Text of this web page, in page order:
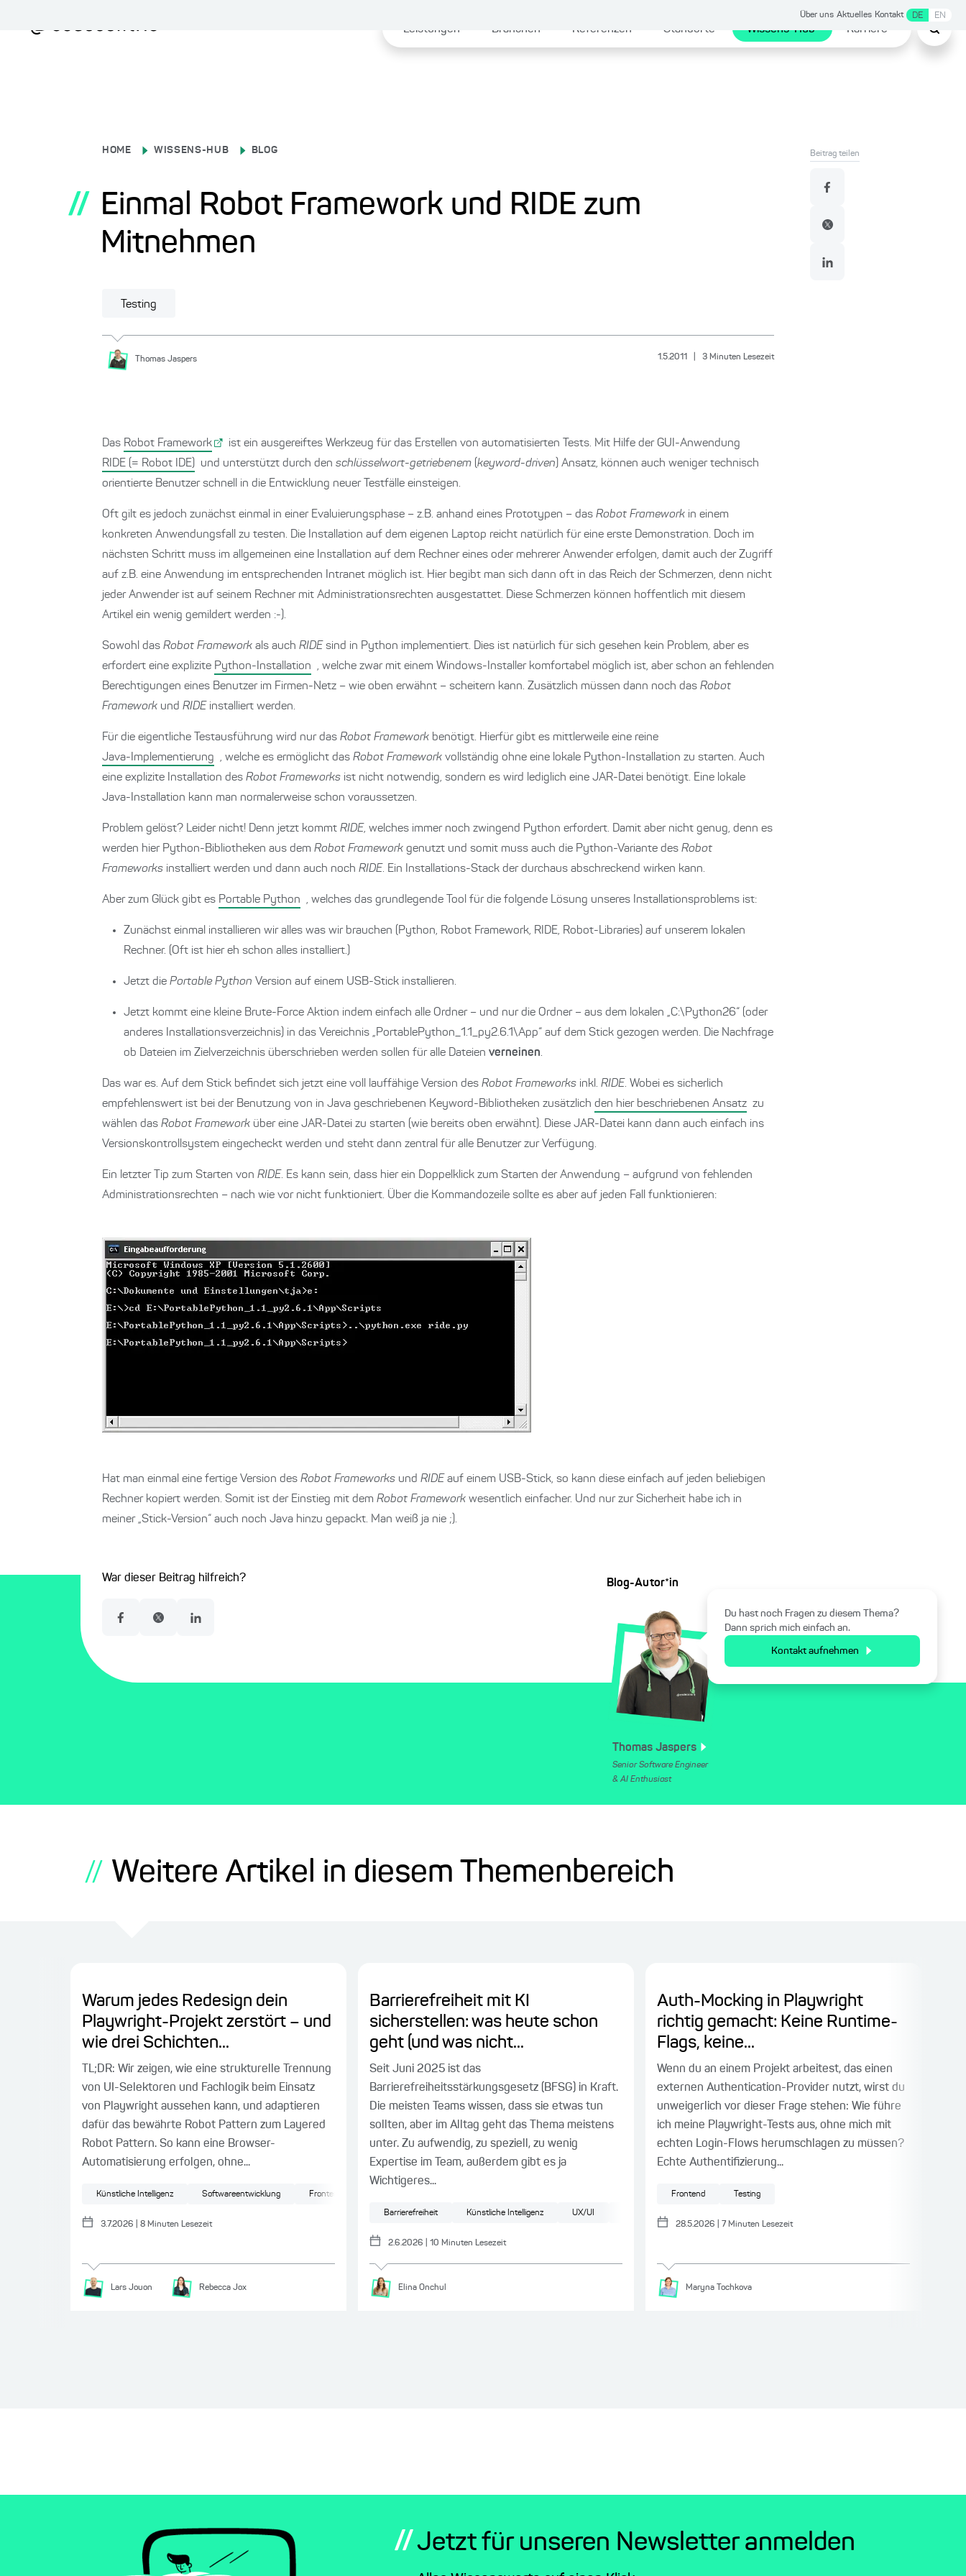
Über uns Aktuelles Kontakt DE EN
Leistungen Branchen Referenzen Standorte Wissens-Hub Karriere
HOME WISSENS-HUB BLOG
// Einmal Robot Framework und RIDE zum
Mitnehmen
Testing
Thomas Jaspers 1.5.2011 3 Minuten Lesezeit
Das Robot Framework
ist ein ausgereiftes Werkzeug für das Erstellen von automatisierten Tests. Mit Hilfe der GUI-Anwendung
RIDE (= Robot IDE)
und unterstützt durch den schlüsselwort-getriebenem (keyword-driven ) Ansatz, können auch weniger technisch
orientierte Benutzer schnell in die Entwicklung neuer Testfälle einsteigen.
Oft gilt es jedoch zunächst einmal in einer Evaluierungsphase – z.B. anhand eines Prototypen – das Robot Framework in einem
konkreten Anwendungsfall zu testen. Die Installation auf dem eigenen Laptop reicht natürlich für eine erste Demonstration. Doch im
nächsten Schritt muss im allgemeinen eine Installation auf dem Rechner eines oder mehrerer Anwender erfolgen, damit auch der Zugriff
auf z.B. eine Anwendung im entsprechenden Intranet möglich ist. Hier begibt man sich dann oft in das Reich der Schmerzen, denn nicht
jeder Anwender ist auf seinem Rechner mit Administrationsrechten ausgestattet. Diese Schmerzen können hoffentlich mit diesem
Artikel ein wenig gemildert werden :-).
Sowohl das Robot Framework als auch RIDE sind in Python implementiert. Dies ist natürlich für sich gesehen kein Problem, aber es
erfordert eine explizite Python-Installation
, welche zwar mit einem Windows-Installer komfortabel möglich ist, aber schon an fehlenden
Berechtigungen eines Benutzer im Firmen-Netz – wie oben erwähnt – scheitern kann. Zusätzlich müssen dann noch das Robot
Framework und RIDE installiert werden.
Für die eigentliche Testausführung wird nur das Robot Framework benötigt. Hierfür gibt es mittlerweile eine reine
Java-Implementierung
, welche es ermöglicht das Robot Framework vollständig ohne eine lokale Python-Installation zu starten. Auch
eine explizite Installation des Robot Frameworks ist nicht notwendig, sondern es wird lediglich eine JAR-Datei benötigt. Eine lokale
Java-Installation kann man normalerweise schon voraussetzen.
Problem gelöst? Leider nicht! Denn jetzt kommt RIDE, welches immer noch zwingend Python erfordert. Damit aber nicht genug, denn es
werden hier Python-Bibliotheken aus dem Robot Framework genutzt und somit muss auch die Python-Variante des Robot
Frameworks installiert werden und dann auch noch RIDE. Ein Installations-Stack der durchaus abschreckend wirken kann.
Aber zum Glück gibt es Portable Python , welches das grundlegende Tool für die folgende Lösung unseres Installationsproblems ist:
Zunächst einmal installieren wir alles was wir brauchen (Python, Robot Framework, RIDE, Robot-Libraries) auf unserem lokalen
Rechner. (Oft ist hier eh schon alles installiert.)
Jetzt die Portable Python Version auf einem USB-Stick installieren.
Jetzt kommt eine kleine Brute-Force Aktion indem einfach alle Ordner – und nur die Ordner – aus dem lokalen „C:\Python26“ (oder
anderes Installationsverzeichnis) in das Vereichnis „PortablePython_1.1_py2.6.1\App“ auf dem Stick gezogen werden. Die Nachfrage
ob Dateien im Zielverzeichnis überschrieben werden sollen für alle Dateien verneinen.
Das war es. Auf dem Stick befindet sich jetzt eine voll lauffähige Version des Robot Frameworks inkl. RIDE. Wobei es sicherlich
empfehlenswert ist bei der Benutzung von in Java geschriebenen Keyword-Bibliotheken zusätzlich den hier beschriebenen Ansatz zu
wählen das Robot Framework über eine JAR-Datei zu starten (wie bereits oben erwähnt). Diese JAR-Datei kann dann auch einfach ins
Versionskontrollsystem eingecheckt werden und steht dann zentral für alle Benutzer zur Verfügung.
Ein letzter Tip zum Starten von RIDE. Es kann sein, dass hier ein Doppelklick zum Starten der Anwendung – aufgrund von fehlenden
Administrationsrechten – nach wie vor nicht funktioniert. Über die Kommandozeile sollte es aber auf jeden Fall funktionieren:
Hat man einmal eine fertige Version des Robot Frameworks und RIDE auf einem USB-Stick, so kann diese einfach auf jeden beliebigen
Rechner kopiert werden. Somit ist der Einstieg mit dem Robot Framework wesentlich einfacher. Und nur zur Sicherheit habe ich in
meiner „Stick-Version“ auch noch Java hinzu gepackt. Man weiß ja nie ;).
War dieser Beitrag hilfreich?
Beitrag teilen
Blog-Autor*in
Thomas Jaspers
Senior Software Engineer
& AI Enthusiast
Du hast noch Fragen zu diesem Thema?
Dann sprich mich einfach an.
Kontakt aufnehmen
// Weitere Artikel in diesem Themenbereich
Warum jedes Redesign dein
Playwright-Projekt zerstört – und
wie drei Schichten...
TL;DR: Wir zeigen, wie eine strukturelle Trennung
von UI-Selektoren und Fachlogik beim Einsatz
von Playwright aussehen kann, und adaptieren
dafür das bewährte Robot Pattern zum Layered
Robot Pattern. So kann eine Browser-
Automatisierung erfolgen, ohne...
Künstliche Intelligenz Softwareentwicklung Frontend Softwarearchitektur Resilienz
3.7.2026 8 Minuten Lesezeit
Lars Jouon Rebecca Jox
Barrierefreiheit mit KI
sicherstellen: was heute schon
geht (und was nicht...
Seit Juni 2025 ist das
Barrierefreiheitsstärkungsgesetz (BFSG) in Kraft.
Die meisten Teams wissen, dass sie etwas tun
sollten, aber im Alltag geht das Thema meistens
unter. Zu aufwendig, zu speziell, zu wenig
Expertise im Team, außerdem gibt es ja
Wichtigeres...
Barrierefreiheit Künstliche Intelligenz UX/UI
2.6.2026 10 Minuten Lesezeit
Elina Onchul
Auth-Mocking in Playwright
richtig gemacht: Keine Runtime-
Flags, keine...
Wenn du an einem Projekt arbeitest, das einen
externen Authentication-Provider nutzt, wirst du
unweigerlich vor dieser Frage stehen: Wie führe
ich meine Playwright-Tests aus, ohne mich mit
echten Login-Flows herumschlagen zu müssen?
Echte Authentifizierung...
Frontend Testing
28.5.2026 7 Minuten Lesezeit
Maryna Tochkova
//Jetzt für unseren Newsletter anmelden